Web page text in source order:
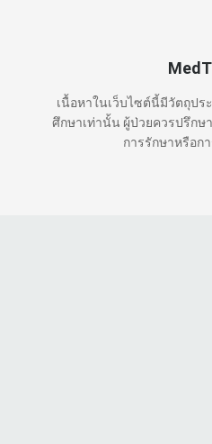
เนื้อหาในเว็บไซต์นี้มีวัตถุปร
ศึกษาเท่านั้น ผู้ป่วยควรปรึก
การรักษาหรือก